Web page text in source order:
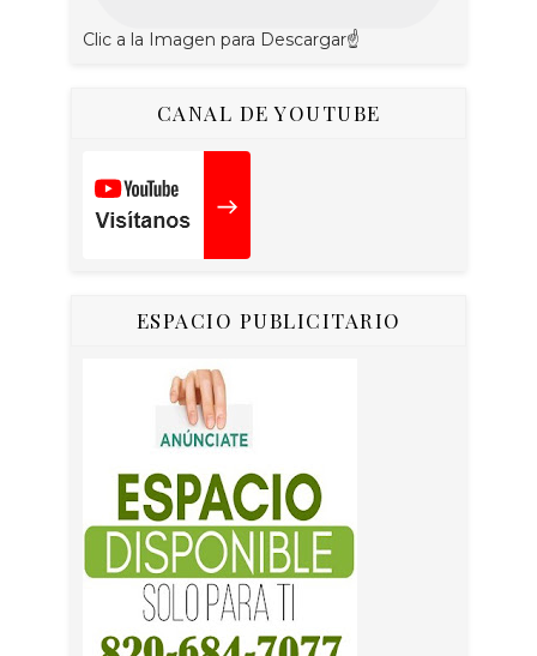
Clic a la Imagen para Descargar☝
CANAL DE YOUTUBE
ESPACIO PUBLICITARIO